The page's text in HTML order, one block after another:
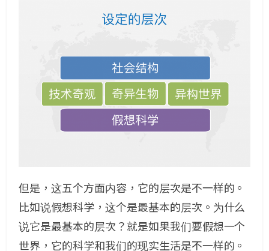
但是，这五个方面内容，它的层次是不一样的。
比如说假想科学，这个是最基本的层次。为什么
说它是最基本的层次？就是如果我们要假想一个
世界，它的科学和我们的现实生活是不一样的。